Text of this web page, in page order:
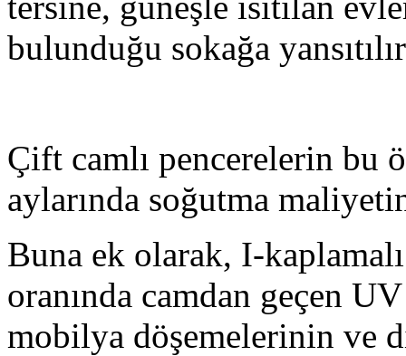
bulunduğu sokağa
Çift camlı pencerelerin bu
aylarında soğutma
Buna ek olarak, I-
oranında camdan geçen
mobilya döşemelerinin ve